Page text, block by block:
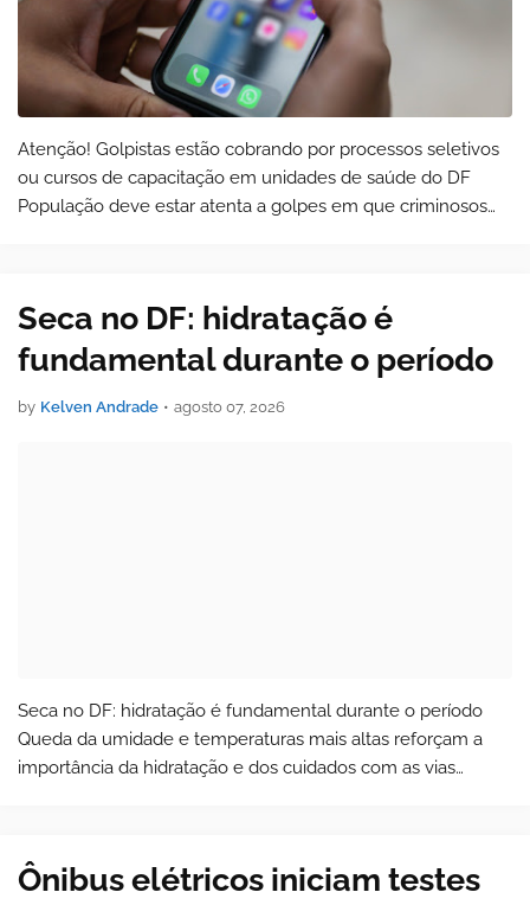
Atenção! Golpistas estão cobrando por processos seletivos
ou cursos de capacitação em unidades de saúde do DF
População deve estar atenta a golpes em que criminosos
Seca no DF: hidratação é
fundamental durante o período
by Kelven Andrade • agosto 07, 2026
Seca no DF: hidratação é fundamental durante o período
Queda da umidade e temperaturas mais altas reforçam a
importância da hidratação e dos cuidados com as vias
Ônibus elétricos iniciam testes